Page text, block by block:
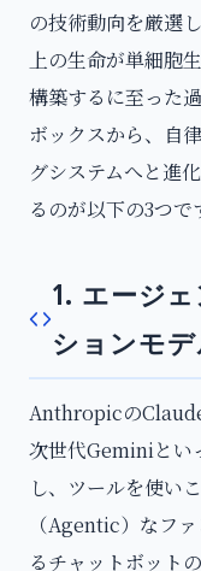
の技術動向を厳選
上の生命が単細胞
構築するに至った
ボックスから、自
グシステムへと進
るのが以下の3つで
1. エージ
ションモ
Anthropicの
次世代Geminiとい
し、ツールを使い
（Agentic）なフ
るチャットボット